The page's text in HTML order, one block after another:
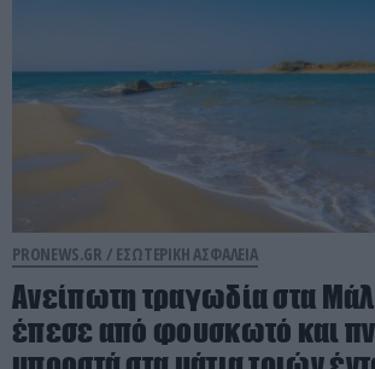
PRONEWS.GR / ΕΣΩΤΕΡΙΚΗ ΑΣΦΑΛΕΙΑ
Ανείπωτη τραγωδία στα
έπεσε από φουσκωτό και